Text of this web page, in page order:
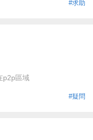
#求助
p2p區域
#疑問